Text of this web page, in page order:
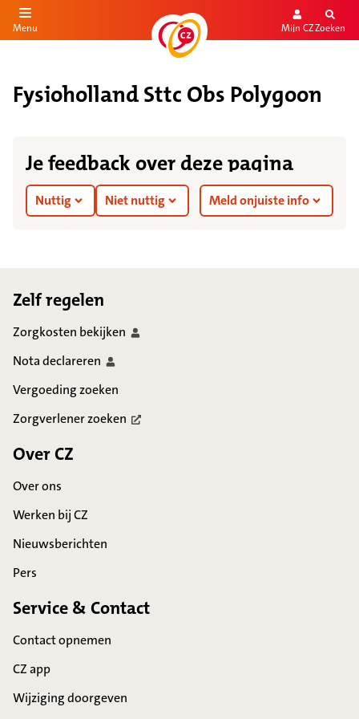
de inhoud
Menu Mijn CZZoeken
Fysioholland Sttc Obs Polygoon
Je feedback over deze pagina
Nuttig Niet nuttig Meld onjuiste info
Zelf regelen
Zorgkosten bekijken
Notadeclareren
Vergoeding zoeken
Zorgverlenerzoeken
Over CZ
Over ons
Werken bij CZ
Nieuwsberichten
Pers
Service & Contact
Contact opnemen
CZ app
Wijziging doorgeven